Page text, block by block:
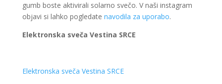
gumb boste aktivirali solarno svečo. V naši instagram
objavi si lahko pogledate navodila za uporabo.
Elektronska sveča Vestina SRCE
Elektronska sveča Vestina SRCE